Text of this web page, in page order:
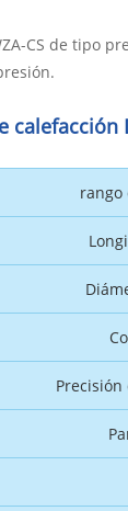
CS de
calefacción
rango